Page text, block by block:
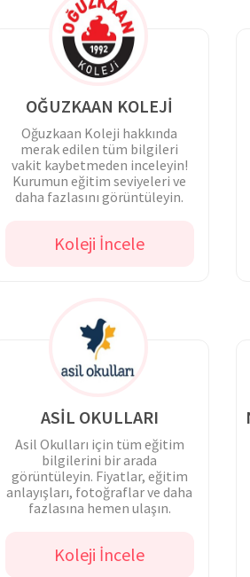
OĞUZKAAN KOLEJİ
Oğuzkaan Koleji hakkında
merak edilen tüm bilgileri
vakit kaybetmeden inceleyin!
Kurumun eğitim seviyeleri ve
daha fazlasını görüntüleyin.
Koleji İncele
ASİL OKULLARI
Asil Okulları için tüm eğitim
bilgilerini bir arada
görüntüleyin. Fiyatlar, eğitim
anlayışları, fotoğraflar ve daha
fazlasına hemen ulaşın.
Koleji İncele